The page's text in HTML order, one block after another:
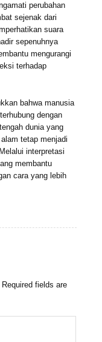
perubahan
sejenak dari
suara
sepenuhnya
mengurangi
terhadap
bahwa manusia
dengan
dunia yang
tetap menjadi
interpretasi
membantu
cara yang lebih
Required fields are